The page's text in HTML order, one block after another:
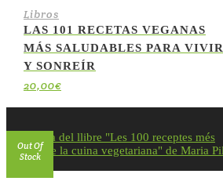
Libros
LAS 101 RECETAS VEGANAS
MÁS SALUDABLES PARA VIVIR
Y SONREÍR
20,00€
Out Of
Stock